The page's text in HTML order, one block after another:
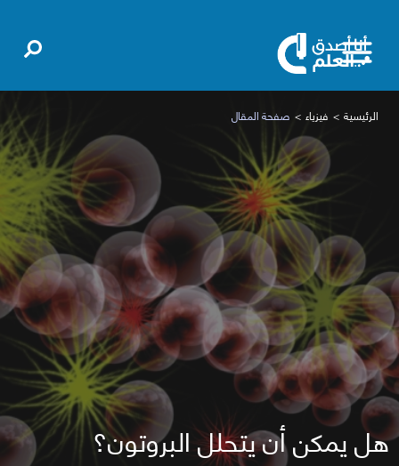
الرئيسية فيزياء صفحة المقال
هل يمكن أن يتحلل البروتون؟